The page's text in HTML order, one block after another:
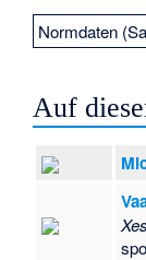
Normdaten
Auf